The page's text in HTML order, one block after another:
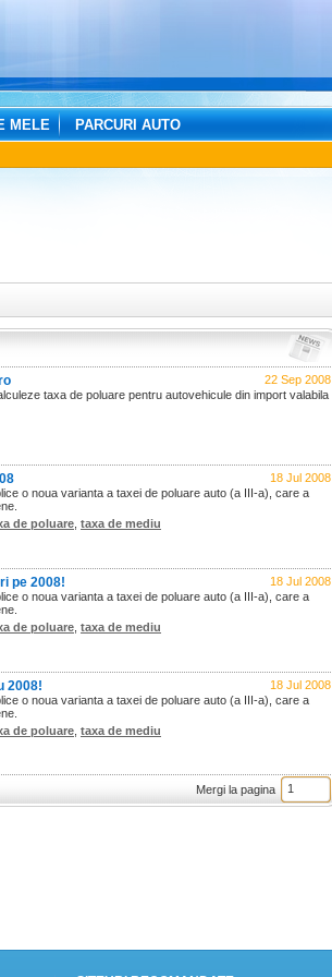
MELE PARCURI AUTO
22 Sep 2008
taxa de poluare pentru autovehicule din import valabila
18 Jul 2008
o noua varianta a taxei de poluare auto (a III-a), care a
de poluare taxa de mediu
18 Jul 2008
pe 2008!
o noua varianta a taxei de poluare auto (a III-a), care a
de poluare taxa de mediu
18 Jul 2008
2008!
o noua varianta a taxei de poluare auto (a III-a), care a
de poluare taxa de mediu
Mergi la pagina